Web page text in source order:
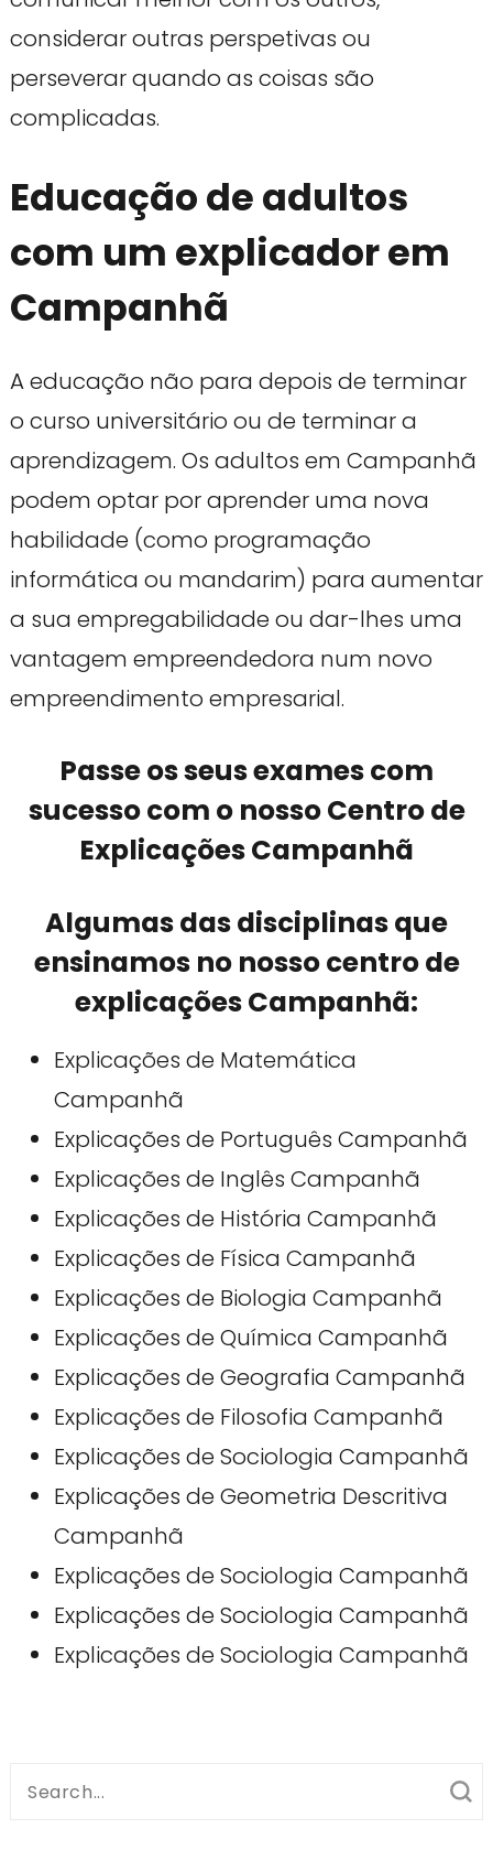
considerar outras perspetivas ou
perseverar quando as coisas são
complicadas.
Educação de adultos
com um explicador em
Campanhã
A educação não para depois de terminar
o curso universitário ou de terminar a
aprendizagem. Os adultos em Campanhã
podem optar por aprender uma nova
habilidade (como programação
informática ou mandarim) para aumentar
a sua empregabilidade ou dar-lhes uma
vantagem empreendedora num novo
empreendimento empresarial.
Passe os seus exames com
sucesso com o nosso Centro de
Explicações Campanhã
Algumas das disciplinas que
ensinamos no nosso centro de
explicações Campanhã:
Explicações de Matemática
Campanhã
Explicações de Português Campanhã
Explicações de Inglês Campanhã
Explicações de História Campanhã
Explicações de Física Campanhã
Explicações de Biologia Campanhã
Explicações de Química Campanhã
Explicações de Geografia Campanhã
Explicações de Filosofia Campanhã
Explicações de Sociologia Campanhã
Explicações de Geometria Descritiva
Campanhã
Explicações de Sociologia Campanhã
Explicações de Sociologia Campanhã
Explicações de Sociologia Campanhã
Search